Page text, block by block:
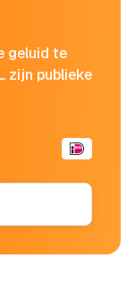
geluid te
zijn publieke